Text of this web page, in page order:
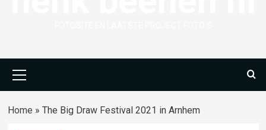
menu
Home » The Big Draw Festival 2021 in Arnhem